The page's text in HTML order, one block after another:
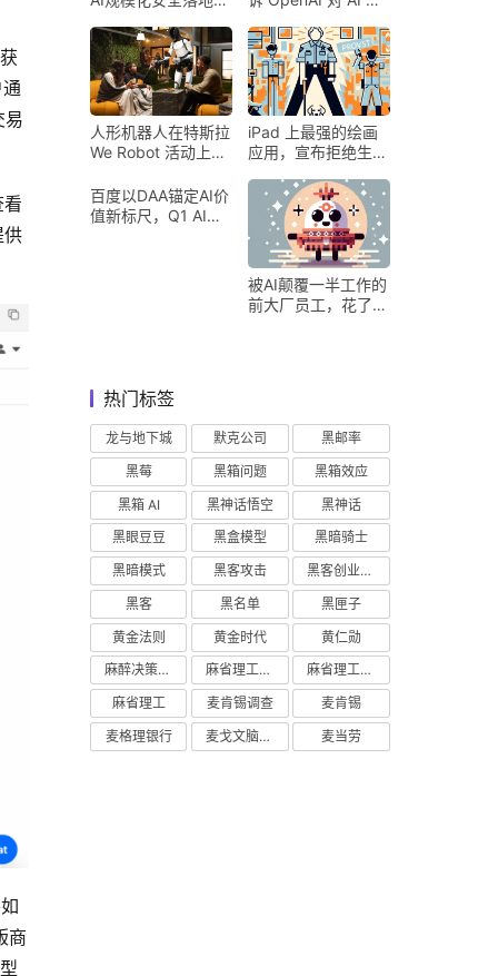
易
商
人形机器人在特斯拉
We Robot 活动上为
iPad 上最强的绘画
应用，宣布拒绝生成
百度以DAA锚定AI价
值新标尺，Q1 AI营
被AI颠覆一半工作的
前大厂员工，花了8
热门标签
龙与地下城 默克公司
黑邮率
黑莓
黑箱问题
黑箱效应
黑箱 AI
黑神话悟空
黑神话
黑眼豆豆
黑盒模型
黑暗骑士
黑暗模式
黑客攻击
黑客创业主义
黑客
黑名单
黑匣子
黄金法则
黄金时代
黄仁勋
麻醉决策支持
麻省理工学院研究
麻省理工学院
麻省理工
麦肯锡调查
麦肯锡
麦格理银行
麦戈文脑研究所 麦当劳